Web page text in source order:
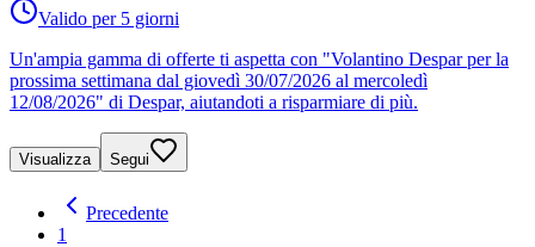
Valido per 5 giorni
Un'ampia gamma di offerte ti aspetta con "Volantino Despar per la
prossima settimana dal giovedì 30/07/2026 al mercoledì
12/08/2026" di Despar, aiutandoti a risparmiare di più.
Visualizza Segui
Precedente
1